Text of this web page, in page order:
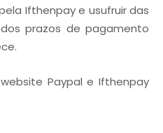
Ifthenpay e usufruir das
prazos de pagamento
Paypal e Ifthenpay